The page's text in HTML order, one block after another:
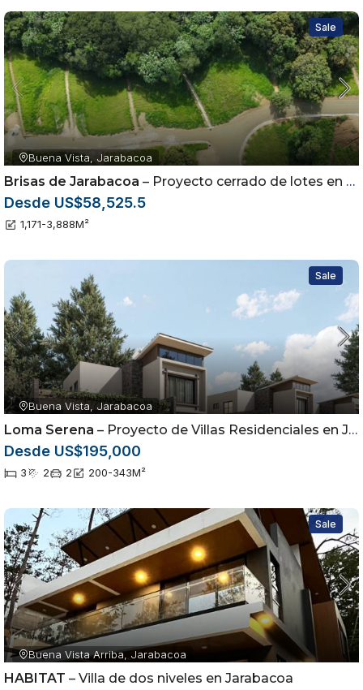
Sale
Buena Vista, Jarabacoa
Brisas de Jarabacoa – Proyecto cerrado de lotes en Buena Vista, Jarabacoa, República Dominicana.
Desde US$58,525.5
1,171-3,888M²
Sale
Buena Vista, Jarabacoa
Loma Serena – Proyecto de Villas Residenciales en Jarabacoa
Desde US$195,000
3 2 2 200-343M²
Sale
Buena Vista Arriba, Jarabacoa
HABITAT – Villa de dos niveles en Jarabacoa